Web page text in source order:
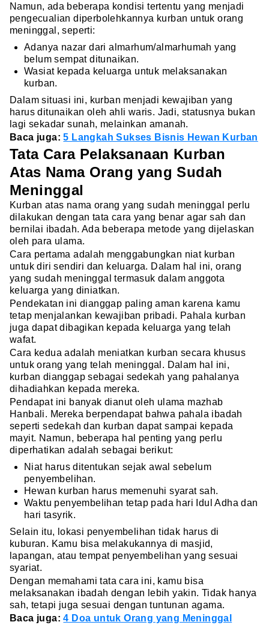
Namun, ada beberapa kondisi tertentu yang menjadi
pengecualian diperbolehkannya kurban untuk orang
meninggal, seperti:
Adanya nazar dari almarhum/almarhumah yang
belum sempat ditunaikan.
Wasiat kepada keluarga untuk melaksanakan
kurban.
Dalam situasi ini, kurban menjadi kewajiban yang
harus ditunaikan oleh ahli waris. Jadi, statusnya bukan
lagi sekadar sunah, melainkan amanah.
Baca juga:5 Langkah Sukses Bisnis Hewan Kurban
Tata Cara Pelaksanaan Kurban
Atas Nama Orang yang Sudah
Meninggal
Kurban atas nama orang yang sudah meninggal perlu
dilakukan dengan tata cara yang benar agar sah dan
bernilai ibadah. Ada beberapa metode yang dijelaskan
oleh para ulama.
Cara pertama adalah menggabungkan niat kurban
untuk diri sendiri dan keluarga. Dalam hal ini, orang
yang sudah meninggal termasuk dalam anggota
keluarga yang diniatkan.
Pendekatan ini dianggap paling aman karena kamu
tetap menjalankan kewajiban pribadi. Pahala kurban
juga dapat dibagikan kepada keluarga yang telah
wafat.
Cara kedua adalah meniatkan kurban secara khusus
untuk orang yang telah meninggal. Dalam hal ini,
kurban dianggap sebagai sedekah yang pahalanya
dihadiahkan kepada mereka.
Pendapat ini banyak dianut oleh ulama mazhab
Hanbali. Mereka berpendapat bahwa pahala ibadah
seperti sedekah dan kurban dapat sampai kepada
mayit. Namun, beberapa hal penting yang perlu
diperhatikan adalah sebagai berikut:
Niat harus ditentukan sejak awal sebelum
penyembelihan.
Hewan kurban harus memenuhi syarat sah.
Waktu penyembelihan tetap pada hari Idul Adha dan
hari tasyrik.
Selain itu, lokasi penyembelihan tidak harus di
kuburan. Kamu bisa melakukannya di masjid,
lapangan, atau tempat penyembelihan yang sesuai
syariat.
Dengan memahami tata cara ini, kamu bisa
melaksanakan ibadah dengan lebih yakin. Tidak hanya
sah, tetapi juga sesuai dengan tuntunan agama.
Baca juga:4 Doa untuk Orang yang Meninggal